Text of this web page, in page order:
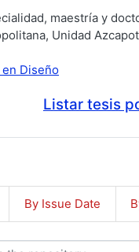
maestría y
Unidad
Diseño
Listar tesis
By Issue Date